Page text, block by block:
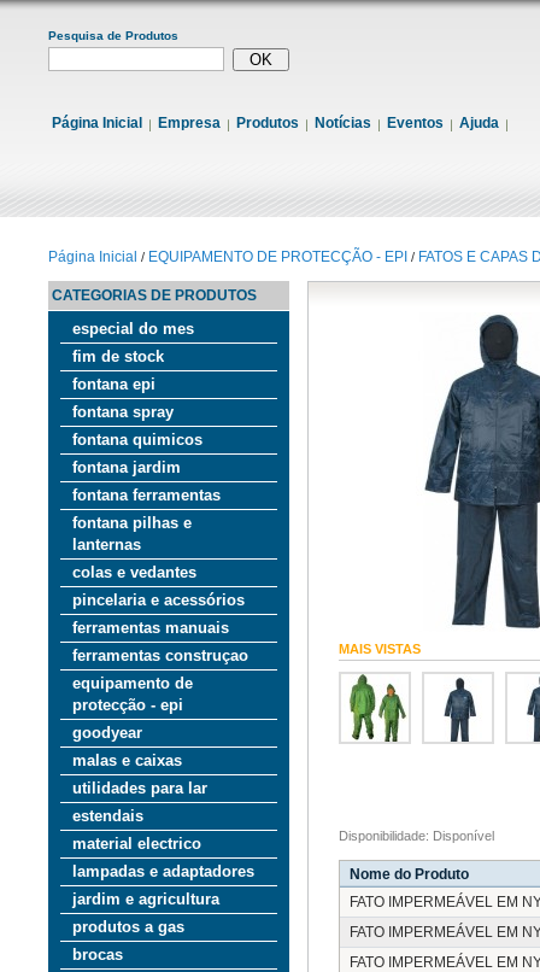
Pesquisa de Produtos
Página Inicial Empresa Produtos Notícias Eventos Ajuda
Página Inicial / EQUIPAMENTO DE PROTECÇÃO - EPI / FATOS E CAPAS
CATEGORIAS DE PRODUTOS
especial do mes
fim de stock
fontana epi
fontana spray
fontana quimicos
fontana jardim
fontana ferramentas
fontana pilhas e
lanternas
colas e vedantes
pincelaria e acessórios
ferramentas manuais
ferramentas construçao
equipamento de
protecção - epi
goodyear
malas e caixas
utilidades para lar
estendais
material electrico
lampadas e adaptadores
jardim e agricultura
produtos a gas
brocas
MAIS VISTAS
Disponibilidade: Disponível
Nome do Produto
FATO IMPERMEÁVEL EM
FATO IMPERMEÁVEL EM
FATO IMPERMEÁVEL EM